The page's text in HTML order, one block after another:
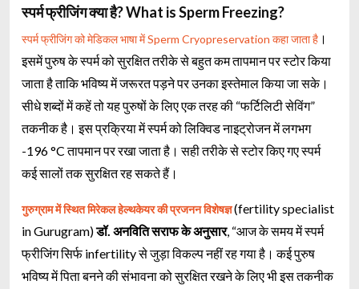
स्पर्म फ्रीजिंग क्या है? What is Sperm Freezing?
स्पर्म फ्रीजिंग को मेडिकल भाषा में Sperm Cryopreservation कहा जाता है ।
इसमें पुरुष के स्पर्म को सुरक्षित तरीके से बहुत कम तापमान पर स्टोर किया
जाता है ताकि भविष्य में जरूरत पड़ने पर उनका इस्तेमाल किया जा सके।
सीधे शब्दों में कहें तो यह पुरुषों के लिए एक तरह की “फर्टिलिटी सेविंग”
तकनीक है। इस प्रक्रिया में स्पर्म को लिक्विड नाइट्रोजन में लगभग
-196 °C तापमान पर रखा जाता है। सही तरीके से स्टोर किए गए स्पर्म
कई सालों तक सुरक्षित रह सकते हैं।
गुरुग्राम में स्थित मिरेकल हेल्थकेयर की प्रजनन विशेषज्ञ(fertility specialist
in Gurugram)डॉ. अनविति सराफ के अनुसार, “आज के समय में स्पर्म
फ्रीजिंग सिर्फ infertility से जुड़ा विकल्प नहीं रह गया है। कई पुरुष
भविष्य में पिता बनने की संभावना को सुरक्षित रखने के लिए भी इस तकनीक